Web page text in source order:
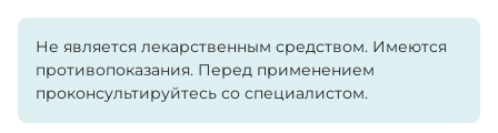
Не является лекарственным средством. Имеются
противопоказания. Перед применением
проконсультируйтесь со специалистом.